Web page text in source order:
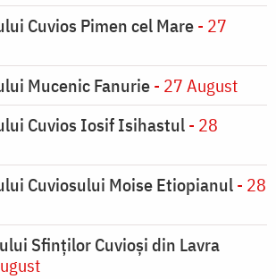
Cuvios Pimen cel Mare- 27
Mucenic Fanurie- 27 August
Cuvios Iosif Isihastul- 28
Cuviosului Moise Etiopianul- 28
Sfinților Cuvioși din Lavra